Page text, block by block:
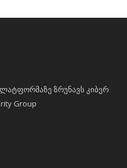
ზრუნავს კიბერ
Group